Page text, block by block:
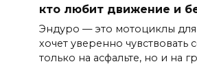
кто любит движение и
Эндуро — это мотоциклы для
хочет уверенно чувствовать
только на асфальте, но и на